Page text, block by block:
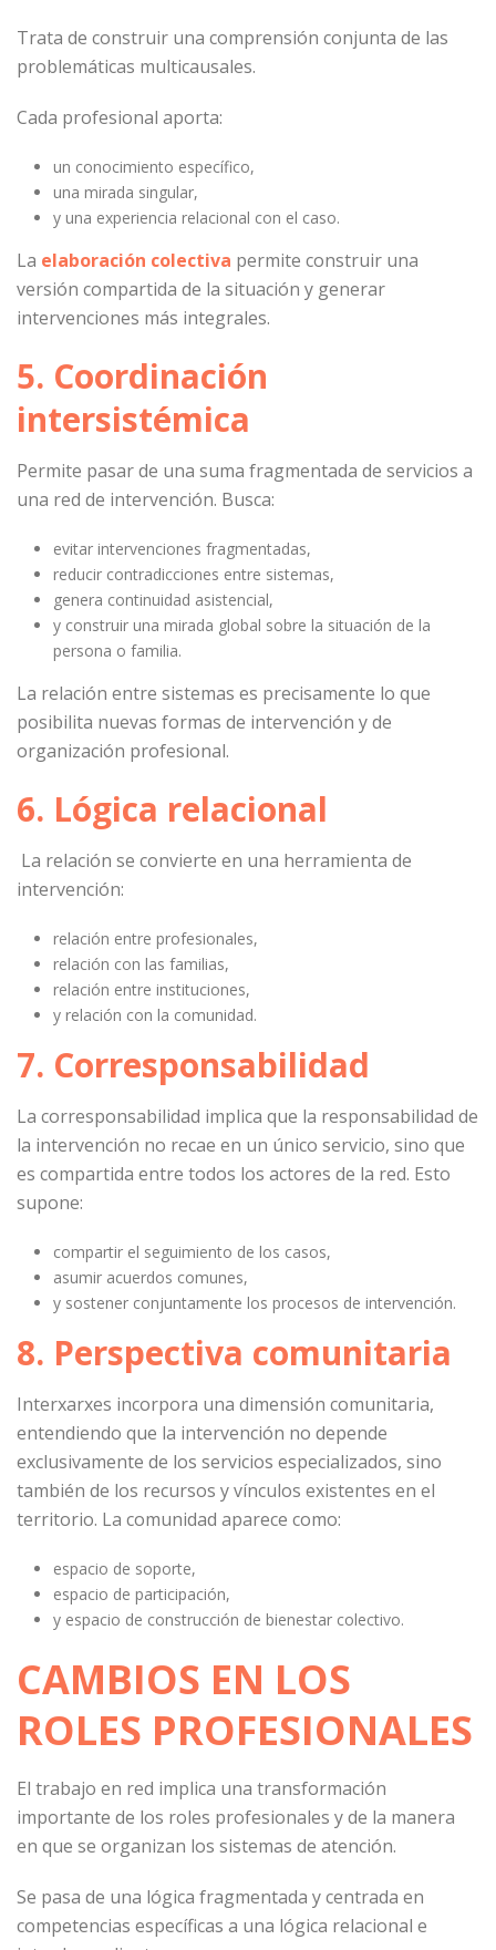
Trata de construir una comprensión conjunta de las
problemáticas multicausales.
Cada profesional aporta:
un conocimiento específico,
una mirada singular,
y una experiencia relacional con el caso.
La elaboración colectiva permite construir una
versión compartida de la situación y generar
intervenciones más integrales.
5. Coordinación
intersistémica
Permite pasar de una suma fragmentada de servicios a
una red de intervención. Busca:
evitar intervenciones fragmentadas,
reducir contradicciones entre sistemas,
genera continuidad asistencial,
y construir una mirada global sobre la situación de la
persona o familia.
La relación entre sistemas es precisamente lo que
posibilita nuevas formas de intervención y de
organización profesional.
6. Lógica relacional
La relación se convierte en una herramienta de
intervención:
relación entre profesionales,
relación con las familias,
relación entre instituciones,
y relación con la comunidad.
7. Corresponsabilidad
La corresponsabilidad implica que la responsabilidad de
la intervención no recae en un único servicio, sino que
es compartida entre todos los actores de la red. Esto
supone:
compartir el seguimiento de los casos,
asumir acuerdos comunes,
y sostener conjuntamente los procesos de intervención.
8. Perspectiva comunitaria
Interxarxes incorpora una dimensión comunitaria,
entendiendo que la intervención no depende
exclusivamente de los servicios especializados, sino
también de los recursos y vínculos existentes en el
territorio. La comunidad aparece como:
espacio de soporte,
espacio de participación,
y espacio de construcción de bienestar colectivo.
CAMBIOS EN LOS
ROLES PROFESIONALES
El trabajo en red implica una transformación
importante de los roles profesionales y de la manera
en que se organizan los sistemas de atención.
Se pasa de una lógica fragmentada y centrada en
competencias específicas a una lógica relacional e